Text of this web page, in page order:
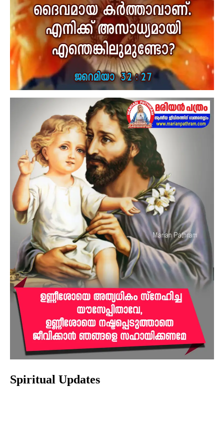
Spiritual Updates